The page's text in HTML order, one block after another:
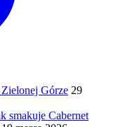
Górze 29
smakuje Cabernet